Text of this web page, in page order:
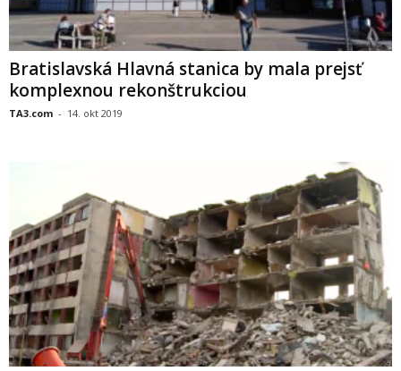
Bratislavská Hlavná stanica by mala prejsť
komplexnou rekonštrukciou
TA3.com - 14. okt 2019